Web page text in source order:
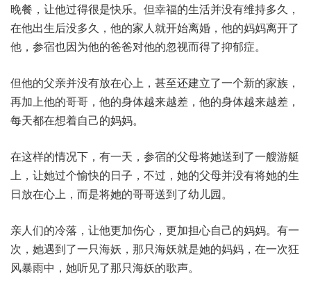
晚餐，让他过得很是快乐。但幸福的生活并没有维持多久，
在他出生后没多久，他的家人就开始离婚，他的妈妈离开了
他，参宿也因为他的爸爸对他的忽视而得了抑郁症。
但他的父亲并没有放在心上，甚至还建立了一个新的家族，
再加上他的哥哥，他的身体越来越差，他的身体越来越差，
每天都在想着自己的妈妈。
在这样的情况下，有一天，参宿的父母将她送到了一艘游艇
上，让她过个愉快的日子，不过，她的父母并没有将她的生
日放在心上，而是将她的哥哥送到了幼儿园。
亲人们的冷落，让他更加伤心，更加担心自己的妈妈。有一
次，她遇到了一只海妖，那只海妖就是她的妈妈，在一次狂
风暴雨中，她听见了那只海妖的歌声。